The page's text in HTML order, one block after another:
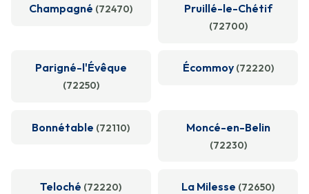
Champagné (72470) Pruillé-le-Chétif
(72700)
Parigné-l'Évêque
(72250)
Écommoy (72220)
Bonnétable (72110) Moncé-en-Belin
(72230)
Teloché (72220) La Milesse (72650)